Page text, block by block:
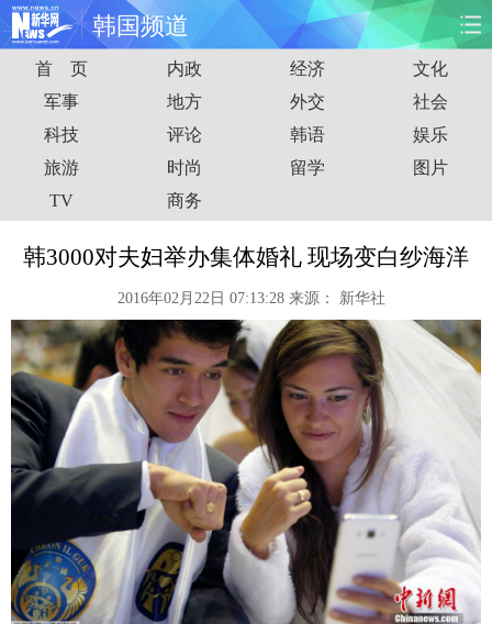
韩国频道
首页 时政 国际 财经
娱乐 体育 人事 教育
时尚 思客
港澳 台湾 华人 汽车
能源 房产
图片 视频 彩票
旅游 健康 信息化
金融 公益 军事 无人机
摄影 新华广播
新华电视中文 新华电视英文 返回PC
首 页 内政 经济
文化
军事
地方 外交
社会
科技
评论 韩语
娱乐
旅游
时尚 留学
图片
TV
商务
韩3000对夫妇举办集体婚礼 现场变白纱海洋
2016年02月22日 07:13:28 来源： 新华社